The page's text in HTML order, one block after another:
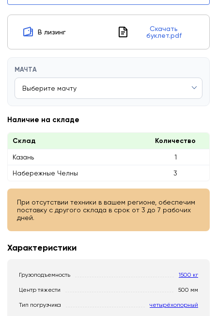
В лизинг
Скачать
буклет.pdf
МАЧТА
Наличие на складе
Склад Количество
Казань 1
Набережные Челны 3
При отсутствии техники в вашем регионе, обеспечим
поставку с другого склада в срок от 3 до 7 рабочих
дней.
Характеристики
Грузоподъемность 1500 кг
Центр тяжести 500 мм
Тип погрузчика четырёхопорный